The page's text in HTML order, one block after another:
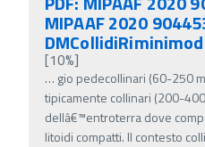
MIPAAF 2020
[10%]
… gio pedecollinari (60-250
tipicamente collinari (200-
dellâ€™entroterra dove
litoidi compatti. Il contesto